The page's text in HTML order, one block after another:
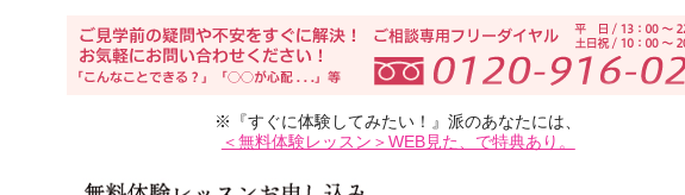
※『すぐに体験してみたい！』派のあなたには、
＜無料体験レッスン＞WEB見た、で特典あり。